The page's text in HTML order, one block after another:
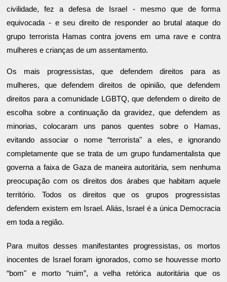
civilidade, fez a defesa de Israel - mesmo que de forma
equivocada - e seu direito de responder ao brutal ataque do
grupo terrorista Hamas contra jovens em uma rave e contra
mulheres e crianças de um assentamento.
Os mais progressistas, que defendem direitos para as
mulheres, que defendem direitos de opinião, que defendem
direitos para a comunidade LGBTQ, que defendem o direito de
escolha sobre a continuação da gravidez, que defendem as
minorias, colocaram uns panos quentes sobre o Hamas,
evitando associar o nome “terrorista" a eles, e ignorando
completamente que se trata de um grupo fundamentalista que
governa a faixa de Gaza de maneira autoritária, sem nenhuma
preocupação com os direitos dos árabes que habitam aquele
território. Todos os direitos que os grupos progressistas
defendem existem em Israel. Aliás, Israel é a única Democracia
em toda a região.
Para muitos desses manifestantes progressistas, os mortos
inocentes de Israel foram ignorados, como se houvesse morto
“bom" e morto “ruim”, a velha retórica autoritária que os